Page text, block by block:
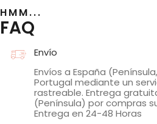
HMM...
FAQ
Envío
Envíos a España
Portugal mediante un
rastreable. Entrega
(Península) por compras
Entrega en 24-48 Horas